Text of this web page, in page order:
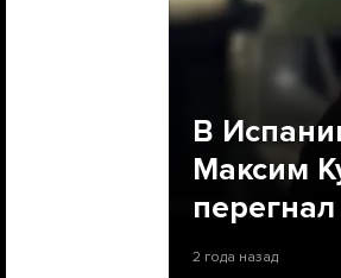
В
Максим
2 года назад